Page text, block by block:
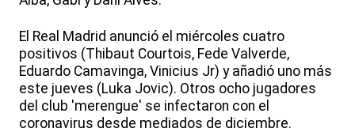
El Real Madrid anunció el miércoles cuatro
positivos (Thibaut Courtois, Fede Valverde,
Eduardo Camavinga, Vinicius Jr) y añadió uno más
este jueves (Luka Jovic). Otros ocho jugadores
del club 'merengue' se infectaron con el
coronavirus desde mediados de diciembre.